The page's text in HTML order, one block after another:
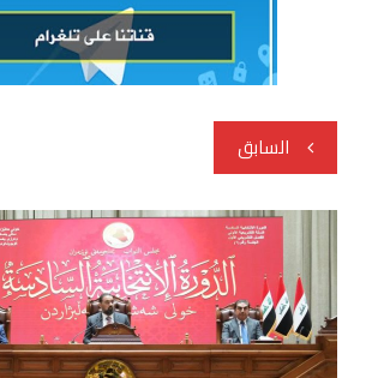
تصفّح
المقالات
السابق